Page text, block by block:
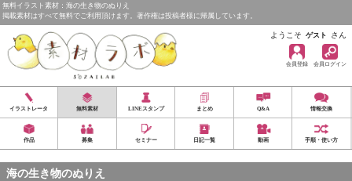
無料イラスト素材：海の生き物のぬりえ
掲載素材はすべて無料でご利用頂けます。著作権は投稿者様に帰属しています。
ようこそ ゲスト さん
会員登録 会員ログイン
イラストレータ 無料素材 LINEスタンプ まとめ Q&A 情報交換
作品 募集 セミナー 日記一覧 動画 手順・使い方
海の生き物のぬりえ